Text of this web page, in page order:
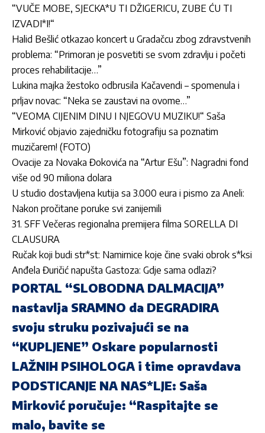
“VUČE MOBE, SJECKA*U TI DŽIGERICU, ZUBE ĆU TI
IZVADI*I!“
Halid Bešlić otkazao koncert u Gradačcu zbog zdravstvenih
problema: “Primoran je posvetiti se svom zdravlju i početi
proces rehabilitacije…”
Lukina majka žestoko odbrusila Kačavendi – spomenula i
prljav novac: “Neka se zaustavi na ovome…”
“VEOMA CIJENIM DINU I NJEGOVU MUZIKU!“ Saša
Mirković objavio zajedničku fotografiju sa poznatim
muzičarem! (FOTO)
Ovacije za Novaka Đokovića na “Artur Ešu”: Nagradni fond
više od 90 miliona dolara
U studio dostavljena kutija sa 3.000 eura i pismo za Aneli:
Nakon pročitane poruke svi zanijemili
31. SFF Večeras regionalna premijera filma SORELLA DI
CLAUSURA
Ručak koji budi str*st: Namirnice koje čine svaki obrok s*ksi
Anđela Đuričić napušta Gastoza: Gdje sama odlazi?
PORTAL “SLOBODNA DALMACIJA”
nastavlja SRAMNO da DEGRADIRA
svoju struku pozivajući se na
“KUPLJENE” Oskare popularnosti
LAŽNIH PSIHOLOGA i time opravdava
PODSTICANJE NA NAS*LJE: Saša
Mirković poručuje: “Raspitajte se
malo, bavite se